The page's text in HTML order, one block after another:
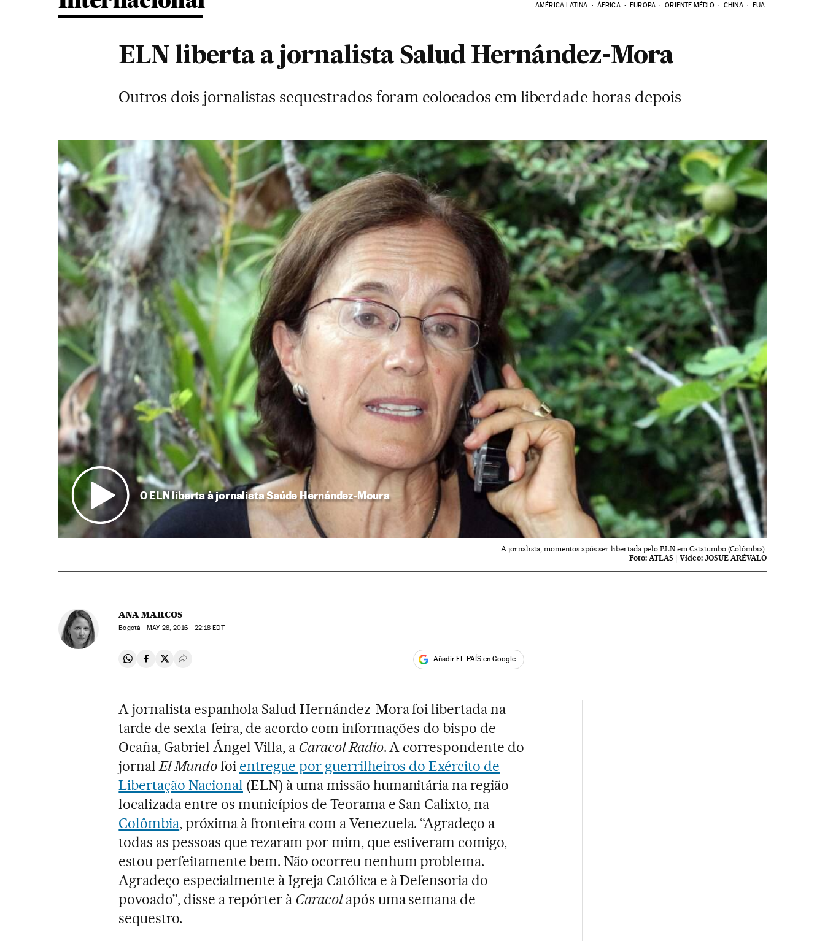
AMÉRICA LATINA ÁFRICA EUROPA ORIENTE MÉDIO CHINA EUA
ELN liberta a jornalista Salud Hernández-Mora
Outros dois jornalistas sequestrados foram colocados em liberdade horas depois
O ELN liberta à jornalista Saúde Hernández-Moura
A jornalista, momentos após ser libertada pelo ELN em Catatumbo (Colômbia).
Foto: ATLAS |Vídeo: JOSUE ARÉVALO
ANA MARCOS
Bogotá -MAY28, 2016 - 22:18 EDT
Compartir en Whatsapp
Compartir en Facebook
Compartir en Twitter
Desplegar Redes Sociales Añadir EL PAÍS en Google
A jornalista espanhola Salud Hernández-Mora foi libertada na
tarde de sexta-feira, de acordo com informações do bispo de
Ocaña, Gabriel Ángel Villa, a Caracol Radio. A correspondente do
jornalEl Mundofoi entregue por guerrilheiros do Exército de
Libertação Nacional (ELN) à uma missão humanitária na região
localizada entre os municípios de Teorama e San Calixto, na
Colômbia, próxima à fronteira com a Venezuela. “Agradeço a
todas as pessoas que rezaram por mim, que estiveram comigo,
estou perfeitamente bem. Não ocorreu nenhum problema.
Agradeço especialmente à Igreja Católica e à Defensoria do
povoado”, disse a repórter à Caracolapós uma semana de
sequestro.